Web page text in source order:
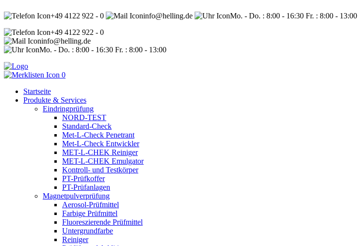
+49 4122 922 - 0 info@helling.de
Mo. - Do. : 8:00 - 16:30 Fr. : 8:00 - 13:00
+49 4122 922 - 0
info@helling.de
Mo. - Do. : 8:00 - 16:30 Fr. : 8:00 - 13:00
0
Startseite
Produkte & Services
Eindringprüfung
NORD-TEST
Standard-Check
Met-L-Check Penetrant
Met-L-Check Entwickler
MET-L-CHEK Reiniger
MET-L-CHEK Emulgator
Kontroll- und Testkörper
PT-Prüfkoffer
PT-Prüfanlagen
Magnetpulverprüfung
Aerosol-Prüfmittel
Farbige Prüfmittel
Fluoreszierende Prüfmittel
Untergrundfarbe
Reiniger